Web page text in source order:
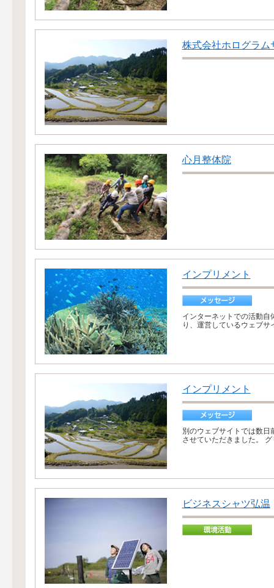
株式会社ホログラム
心月整体院
インプリメント
インターネットでの活動
り、運営しているウェブ
インプリメント
別のウェブサイトでは数
させていただきました。
ビジネスシャツ弘温